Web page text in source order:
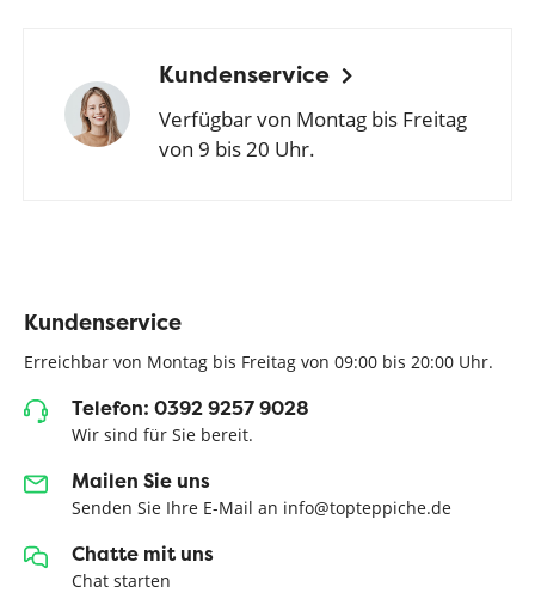
Kundenservice
Verfügbar von Montag bis Freitag
von 9 bis 20 Uhr.
Kundenservice
Erreichbar von Montag bis Freitag von 09:00 bis 20:00 Uhr.
Telefon: 0392 9257 9028
Wir sind für Sie bereit.
Mailen Sie uns
Senden Sie Ihre E-Mail an info@topteppiche.de
Chatte mit uns
Chat starten